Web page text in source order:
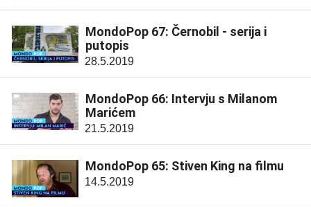
MondoPop 67: Černobil - serija i
putopis
28.5.2019
MondoPop 66: Intervju s Milanom
Marićem
21.5.2019
MondoPop 65: Stiven King na filmu
14.5.2019